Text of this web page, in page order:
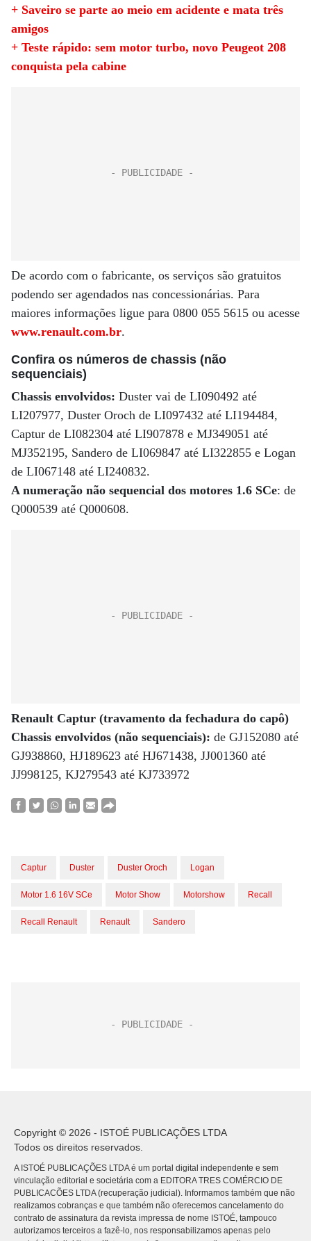
+ Saveiro se parte ao meio em acidente e mata três
amigos
+ Teste rápido: sem motor turbo, novo Peugeot 208
conquista pela cabine
De acordo com o fabricante, os serviços são gratuitos
podendo ser agendados nas concessionárias. Para
maiores informações ligue para 0800 055 5615 ou acesse
www.renault.com.br.
Confira os números de chassis (não
sequenciais)
Chassis envolvidos: Duster vai de LI090492 até
LI207977, Duster Oroch de LI097432 até LI194484,
Captur de LI082304 até LI907878 e MJ349051 até
MJ352195, Sandero de LI069847 até LI322855 e Logan
de LI067148 até LI240832.
A numeração não sequencial dos motores 1.6 SCe: de
Q000539 até Q000608.
Renault Captur (travamento da fechadura do capô)
Chassis envolvidos (não sequenciais): de GJ152080 até
GJ938860, HJ189623 até HJ671438, JJ001360 até
JJ998125, KJ279543 até KJ733972
Captur Duster Duster Oroch Logan
Motor 1.6 16V SCe Motor Show Motorshow Recall
Recall Renault Renault Sandero
Copyright © 2026 - ISTOÉ PUBLICAÇÕES LTDA
Todos os direitos reservados.
A ISTOÉ PUBLICAÇÕES LTDA é um portal digital independente e sem
vinculação editorial e societária com a EDITORA TRES COMÉRCIO DE
PUBLICACÕES LTDA (recuperação judicial). Informamos também que não
realizamos cobranças e que também não oferecemos cancelamento do
contrato de assinatura da revista impressa de nome ISTOÉ, tampouco
autorizamos terceiros a fazê-lo, nos responsabilizamos apenas pelo